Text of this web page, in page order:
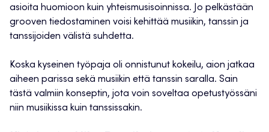
asioita huomioon kuin yhteismusisoinnissa. Jo pelkästään
grooven tiedostaminen voisi kehittää musiikin, tanssin ja
tanssijoiden välistä suhdetta.
Koska kyseinen työpaja oli onnistunut kokeilu, aion jatkaa
aiheen parissa sekä musiikin että tanssin saralla. Sain
tästä valmiin konseptin, jota voin soveltaa opetustyössäni
niin musiikissa kuin tanssissakin.